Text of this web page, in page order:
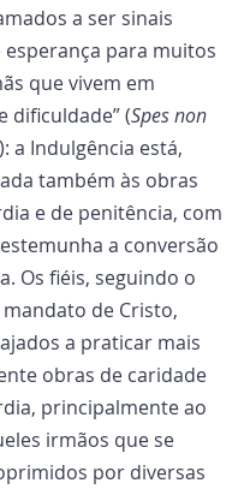
a ser sinais
esperança para muitos
que vivem em
dificuldade” (Spes non
a Indulgência está,
também às obras
e de penitência, com
a conversão
Os fiéis, seguindo o
de Cristo,
a praticar mais
obras de caridade
principalmente ao
irmãos que se
por diversas